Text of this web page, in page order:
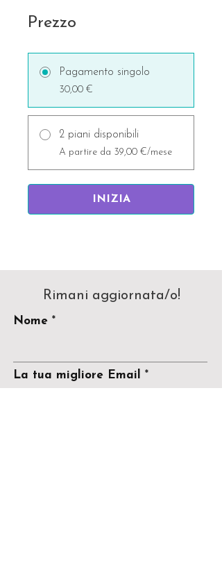
Prezzo
Pagamento singolo
30,00 €
2 piani disponibili
A partire da 39,00 €/mese
INIZIA
Rimani aggiornata/o!
Nome
La tua migliore Email